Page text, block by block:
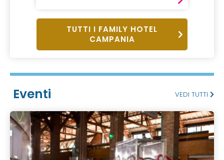
TUTTI I FAMILY HOTEL
CAMPANIA
Eventi VEDI TUTTI